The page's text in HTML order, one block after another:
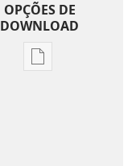
OPÇÕES DE
DOWNLOAD
Opções